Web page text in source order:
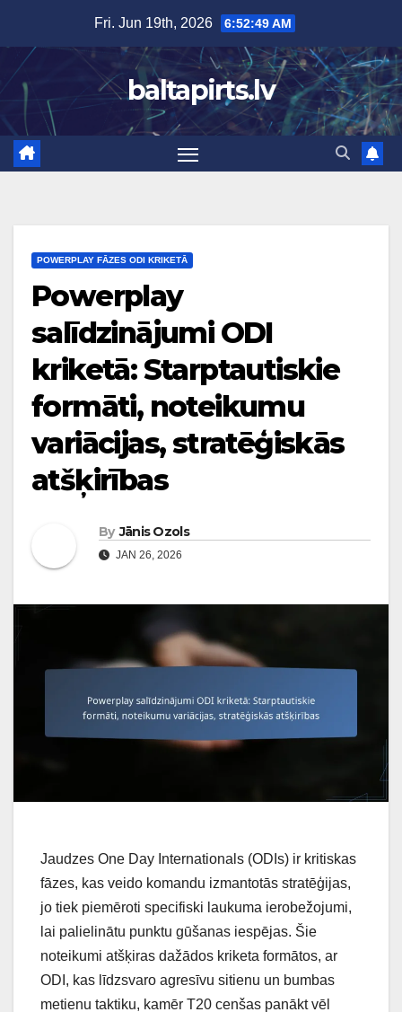
content
Fri. Jun 19th, 2026 6:52:49 AM
baltapirts.lv
POWERPLAY FĀZES ODI KRIKETĀ
Powerplay
salīdzinājumi ODI
kriketā: Starptautiskie
formāti, noteikumu
variācijas, stratēģiskās
atšķirības
By Jānis Ozols
JAN 26, 2026
Jaudzes One Day Internationals (ODIs) ir kritiskas
fāzes, kas veido komandu izmantotās stratēģijas,
jo tiek piemēroti specifiski laukuma ierobežojumi,
lai palielinātu punktu gūšanas iespējas. Šie
noteikumi atšķiras dažādos kriketa formātos, ar
ODI, kas līdzsvaro agresīvu sitienu un bumbas
metienu taktiku, kamēr T20 cenšas panākt vēl